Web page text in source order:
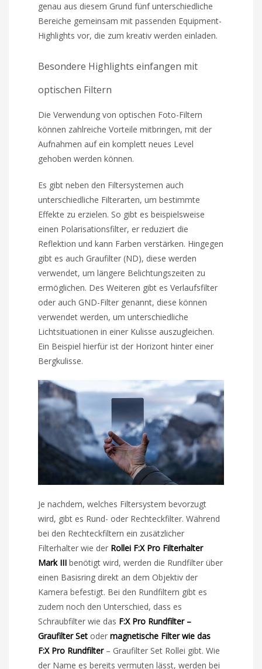
genau aus diesem Grund fünf unterschiedliche
Bereiche gemeinsam mit passenden Equipment-
Highlights vor, die zum kreativ werden einladen.
Besondere Highlights einfangen mit
optischen Filtern
Die Verwendung von optischen Foto-Filtern
können zahlreiche Vorteile mitbringen, mit der
Aufnahmen auf ein komplett neues Level
gehoben werden können.
Es gibt neben den Filtersystemen auch
unterschiedliche Filterarten, um bestimmte
Effekte zu erzielen. So gibt es beispielsweise
einen Polarisationsfilter, er reduziert die
Reflektion und kann Farben verstärken. Hingegen
gibt es auch Graufilter (ND), diese werden
verwendet, um längere Belichtungszeiten zu
ermöglichen. Des Weiteren gibt es Verlaufsfilter
oder auch GND-Filter genannt, diese können
verwendet werden, um unterschiedliche
Lichtsituationen in einer Kulisse auszugleichen.
Ein Beispiel hierfür ist der Horizont hinter einer
Bergkulisse.
Je nachdem, welches Filtersystem bevorzugt
wird, gibt es Rund- oder Rechteckfilter. Während
bei den Rechteckfiltern ein zusätzlicher
Filterhalter wie der Rollei F:X Pro Filterhalter
Mark III benötigt wird, werden die Rundfilter über
einen Basisring direkt an dem Objektiv der
Kamera befestigt. Bei den Rundfiltern gibt es
zudem noch den Unterschied, dass es
Schraubfilter wie das F:X Pro Rundfilter –
Graufilter Set odermagnetische Filter wie das
F:X Pro Rundfilter– Graufilter Set Rollei gibt. Wie
der Name es bereits vermuten lässt, werden bei